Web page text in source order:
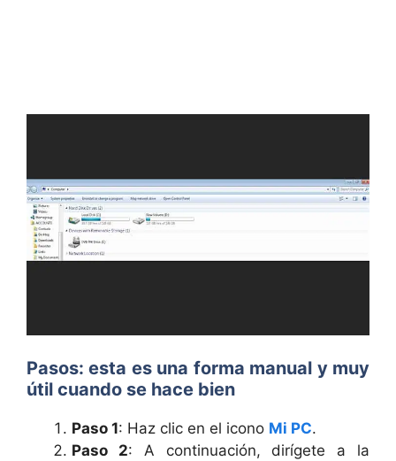
Pasos: esta es una forma manual y muy
útil cuando se hace bien
Paso 1: Haz clic en el icono Mi PC.
Paso 2: A continuación, dirígete a la